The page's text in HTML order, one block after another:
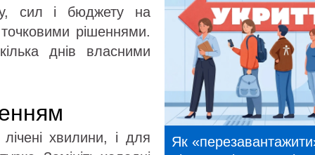
сил і бюджету на
рішеннями.
днів власними
хвилини, і для
Як